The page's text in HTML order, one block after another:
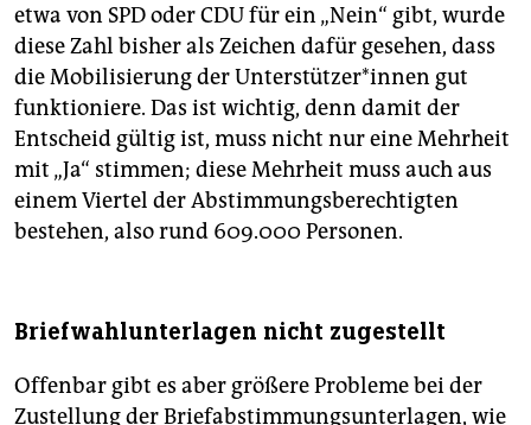
etwa von SPD oder CDU für ein „Nein“ gibt, wurde
diese Zahl bisher als Zeichen dafür gesehen, dass
die Mobilisierung der Un­ter­stüt­ze­r*in­nen gut
funktioniere. Das ist wichtig, denn damit der
Entscheid gültig ist, muss nicht nur eine Mehrheit
mit „Ja“ stimmen; diese Mehrheit muss auch aus
einem Viertel der Abstimmungsberechtigten
bestehen, also rund 609.000 Personen.
Briefwahlunterlagen nicht zugestellt
Offenbar gibt es aber größere Probleme bei der
Zustellung der Briefabstimmungsunterlagen, wie